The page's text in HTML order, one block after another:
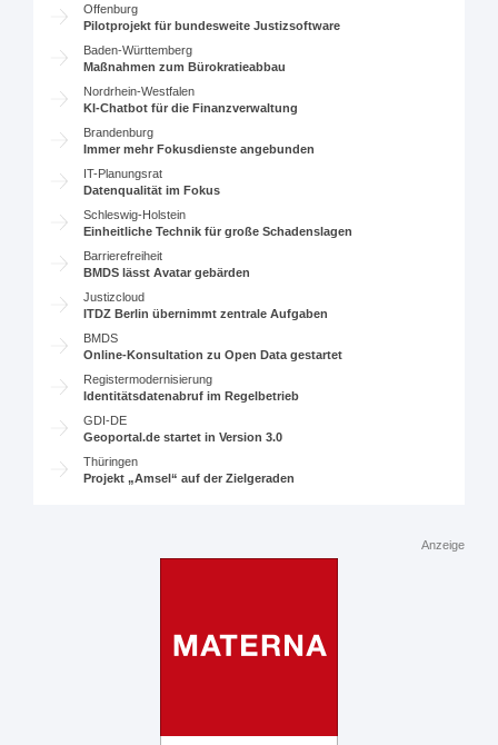
Offenburg
Pilotprojekt für bundesweite Justizsoftware
Baden-Württemberg
Maßnahmen zum Bürokratieabbau
Nordrhein-Westfalen
KI-Chatbot für die Finanzverwaltung
Brandenburg
Immer mehr Fokusdienste angebunden
IT-Planungsrat
Datenqualität im Fokus
Schleswig-Holstein
Einheitliche Technik für große Schadenslagen
Barrierefreiheit
BMDS lässt Avatar gebärden
Justizcloud
ITDZ Berlin übernimmt zentrale Aufgaben
BMDS
Online-Konsultation zu Open Data gestartet
Registermodernisierung
Identitätsdatenabruf im Regelbetrieb
GDI-DE
Geoportal.de startet in Version 3.0
Thüringen
Projekt „Amsel“ auf der Zielgeraden
Anzeige